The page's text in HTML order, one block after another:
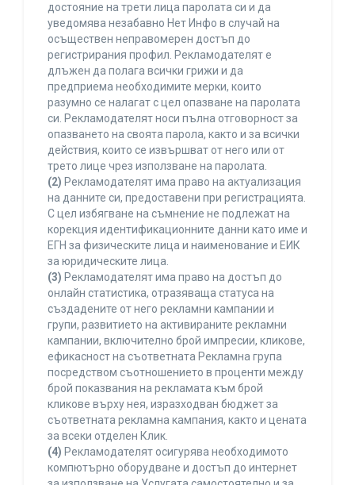
достояние на трети лица паролата си и да
уведомява незабавно Нет Инфо в случай на
осъществен неправомерен достъп до
регистрирания профил. Рекламодателят е
длъжен да полага всички грижи и да
предприема необходимите мерки, които
разумно се налагат с цел опазване на паролата
си. Рекламодателят носи пълна отговорност за
опазването на своята парола, както и за всички
действия, които се извършват от него или от
трето лице чрез използване на паролата.
(2) Рекламодателят има право на актуализация
на данните си, предоставени при регистрацията.
С цел избягване на съмнение не подлежат на
корекция идентификационните данни като име и
ЕГН за физическите лица и наименование и ЕИК
за юридическите лица.
(3) Рекламодателят има право на достъп до
онлайн статистика, отразяваща статуса на
създадените от него рекламни кампании и
групи, развитието на активираните рекламни
кампании, включително брой импресии, кликове,
ефикасност на съответната Рекламна група
посредством съотношението в проценти между
брой показвания на рекламата към брой
кликове върху нея, изразходван бюджет за
съответната рекламна кампания, както и цената
за всеки отделен Клик.
(4) Рекламодателят осигурява необходимото
компютърно оборудване и достъп до интернет